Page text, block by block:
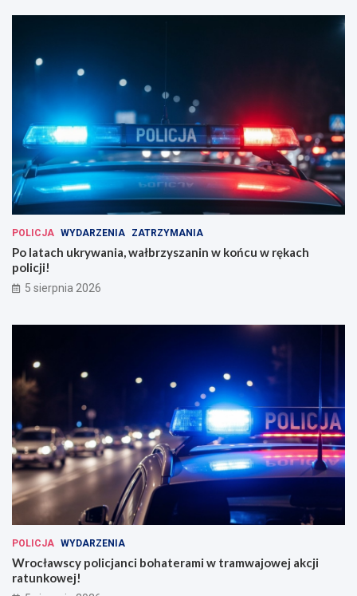
POLICJA WYDARZENIA ZATRZYMANIA
Po latach ukrywania, wałbrzyszanin w końcu w rękach
policji!
5 sierpnia 2026
POLICJA WYDARZENIA
Wrocławscy policjanci bohaterami w tramwajowej akcji
ratunkowej!